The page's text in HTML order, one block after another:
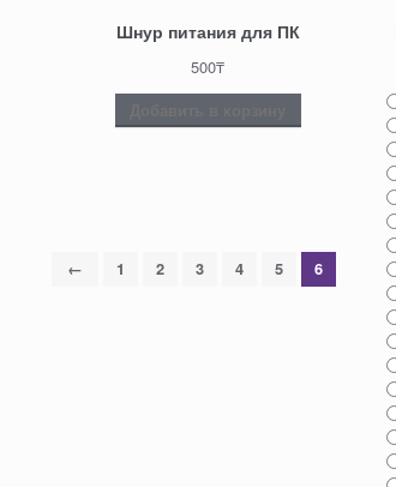
Шнур питания для ПК
500₸
← 1 2 3 4 5 6